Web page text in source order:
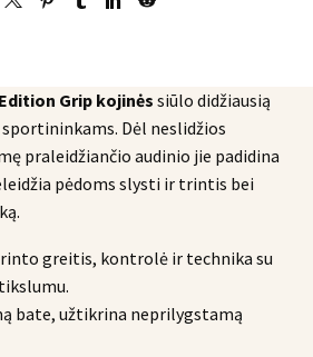
Socks
Grip kojinės siūlo didžiausią
Dėl neslidžios
praleidžiančio audinio jie padidina
pėdoms slysti ir trintis bei
greitis, kontrolė ir technika su
bate, užtikrina neprilygstamą